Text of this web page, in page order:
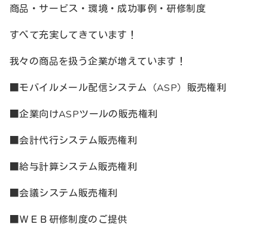
商品・サービス・環境・成功事例・研修制度
すべて充実してきています！
我々の商品を扱う企業が増えています！
■モバイルメール配信システム（ASP）販売権利
■企業向けASPツールの販売権利
■会計代行システム販売権利
■給与計算システム販売権利
■会議システム販売権利
■ＷＥＢ研修制度のご提供